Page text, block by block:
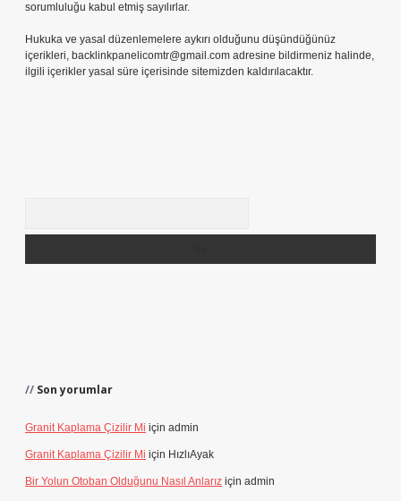
sorumluluğu kabul etmiş sayılırlar.
Hukuka ve yasal düzenlemelere aykırı olduğunu düşündüğünüz
içerikleri, backlinkpanelicomtr@gmail.com adresine bildirmeniz halinde,
ilgili içerikler yasal süre içerisinde sitemizden kaldırılacaktır.
Son yorumlar
Granit Kaplama Çizilir Mi için admin
Granit Kaplama Çizilir Mi için HızlıAyak
Bir Yolun Otoban Olduğunu Nasıl Anlarız için admin